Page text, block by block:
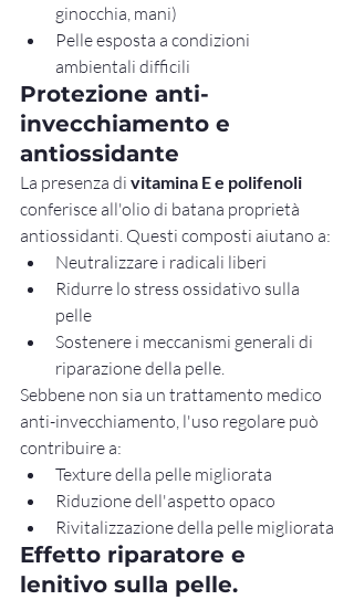
ginocchia, mani)
Pelle esposta a condizioni
ambientali difficili
Protezione anti-
invecchiamento e
antiossidante
La presenza di vitamina E e polifenoli
conferisce all'olio di batana proprietà
antiossidanti. Questi composti aiutano a:
Neutralizzare i radicali liberi
Ridurre lo stress ossidativo sulla
pelle
Sostenere i meccanismi generali di
riparazione della pelle.
Sebbene non sia un trattamento medico
anti-invecchiamento, l'uso regolare può
contribuire a:
Texture della pelle migliorata
Riduzione dell'aspetto opaco
Rivitalizzazione della pelle migliorata
Effetto riparatore e
lenitivo sulla pelle.